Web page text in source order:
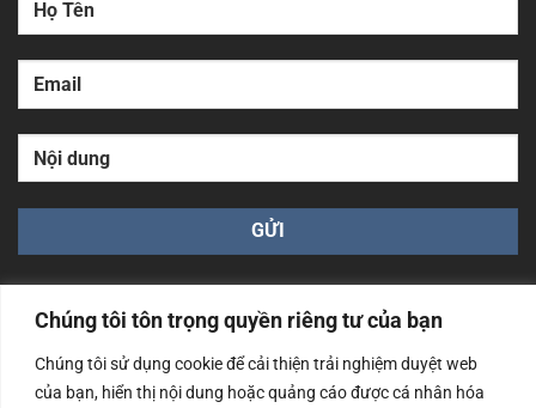
Chúng tôi tôn trọng quyền riêng tư của bạn
Chúng tôi sử dụng cookie để cải thiện trải nghiệm duyệt web
của bạn, hiển thị nội dung hoặc quảng cáo được cá nhân hóa
Công ty TNHH Nam Bình Xương - Số ĐKKD: 0108783483